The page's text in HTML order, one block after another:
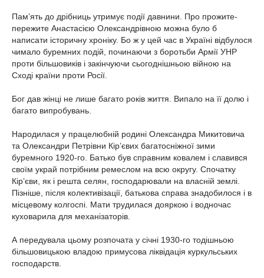
Пам’ять до дрібниць утримує події давнини. Про прожите-
пережите Анастасією Олександрівною можна було б
написати історичну хроніку. Бо ж у цей час в Україні відбулося
чимало буремних подій, починаючи з боротьби Армії УНР
проти більшовиків і закінчуючи сьогоднішньою війною на
Сході країни проти Росії.
Бог дав жінці не лише багато років життя. Випало на її долю і
багато випробувань.
Народилася у працелюбній родині Олександра Микитовича
та Олександри Петрівни Кір’євих багатосніжної зими
буремного 1920-го. Батько був справним ковалем і славився
своїм украй потрібним ремеслом на всю округу. Спочатку
Кір’єви, як і решта селян, господарювали на власній землі.
Пізніше, після колективізації, батькова справа знадобилося і в
місцевому колгоспі. Мати трудилася дояркою і водночас
куховарила для механізаторів.
А передувала цьому розпочата у січні 1930-го тодішньою
більшовицькою владою примусова ліквідація куркульських
господарств.